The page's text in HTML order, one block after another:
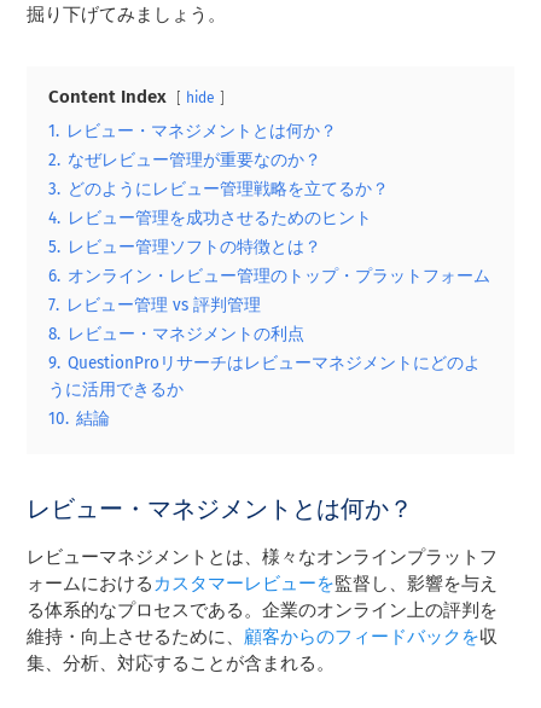
掘り下げてみましょう。
Content Index hide
1. レビュー・マネジメントとは何か？
2. なぜレビュー管理が重要なのか？
3. どのようにレビュー管理戦略を立てるか？
4. レビュー管理を成功させるためのヒント
5. レビュー管理ソフトの特徴とは？
6. オンライン・レビュー管理のトップ・プラットフォーム
7. レビュー管理 vs 評判管理
8. レビュー・マネジメントの利点
9. QuestionProリサーチはレビューマネジメントにどのよ
うに活用できるか
10. 結論
レビュー・マネジメントとは何か？
レビューマネジメントとは、様々なオンラインプラットフ
ォームにおける カスタマーレビューを監督し、影響を与え
る体系的なプロセスである。企業のオンライン上の評判を
維持・向上させるために、 顧客からのフィードバックを収
集、分析、対応することが含まれる。